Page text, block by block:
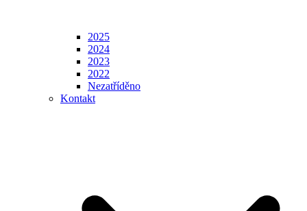
2025
2024
2023
2022
Nezatříděno
Kontakt